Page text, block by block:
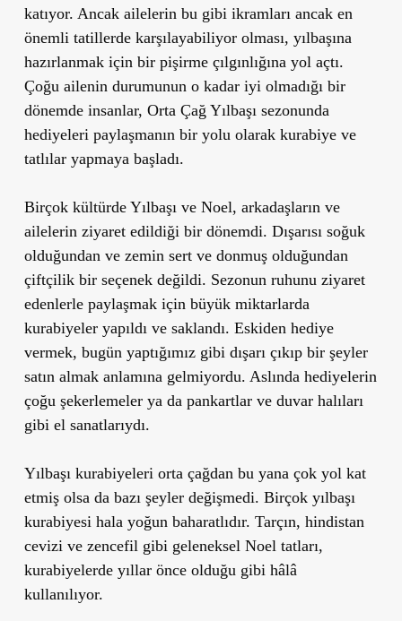
katıyor. Ancak ailelerin bu gibi ikramları ancak en
önemli tatillerde karşılayabiliyor olması, yılbaşına
hazırlanmak için bir pişirme çılgınlığına yol açtı.
Çoğu ailenin durumunun o kadar iyi olmadığı bir
dönemde insanlar, Orta Çağ Yılbaşı sezonunda
hediyeleri paylaşmanın bir yolu olarak kurabiye ve
tatlılar yapmaya başladı.
Birçok kültürde Yılbaşı ve Noel, arkadaşların ve
ailelerin ziyaret edildiği bir dönemdi. Dışarısı soğuk
olduğundan ve zemin sert ve donmuş olduğundan
çiftçilik bir seçenek değildi. Sezonun ruhunu ziyaret
edenlerle paylaşmak için büyük miktarlarda
kurabiyeler yapıldı ve saklandı. Eskiden hediye
vermek, bugün yaptığımız gibi dışarı çıkıp bir şeyler
satın almak anlamına gelmiyordu. Aslında hediyelerin
çoğu şekerlemeler ya da pankartlar ve duvar halıları
gibi el sanatlarıydı.
Yılbaşı kurabiyeleri orta çağdan bu yana çok yol kat
etmiş olsa da bazı şeyler değişmedi. Birçok yılbaşı
kurabiyesi hala yoğun baharatlıdır. Tarçın, hindistan
cevizi ve zencefil gibi geleneksel Noel tatları,
kurabiyelerde yıllar önce olduğu gibi hâlâ
kullanılıyor.